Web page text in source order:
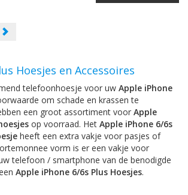
Hoesjes en Accessoires
telefoonhoesje voor uw Apple iPhone
om schade en krassen te
een groot assortiment voor Apple
op voorraad. Het Apple iPhone 6/6s
heeft een extra vakje voor pasjes of
vorm is er een vakje voor
telefoon / smartphone van de benodigde
Apple iPhone 6/6s Plus Hoesjes.